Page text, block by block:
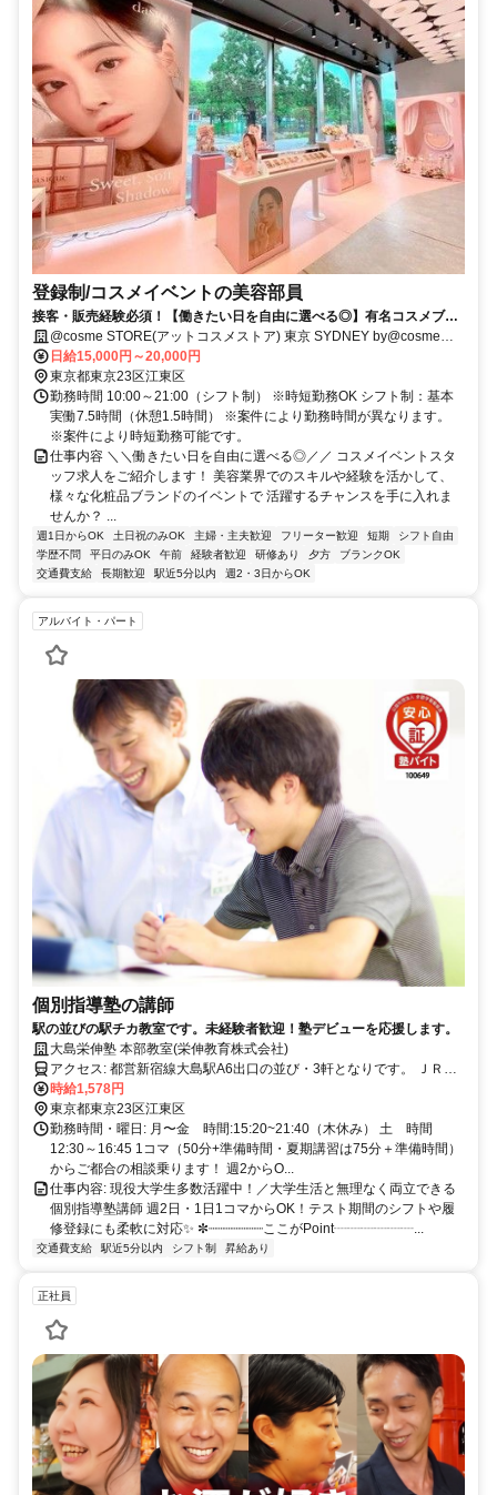
登録制/コスメイベントの美容部員
接客・販売経験必須！【働きたい日を自由に選べる◎】有名コスメブラ
ンド多数！接客経験を活かして高収入◎
@cosme STORE(アットコスメストア) 東京 SYDNEY by@cosmeア
トレ亀戸店
日給15,000円～20,000円
東京都東京23区江東区
勤務時間 10:00～21:00（シフト制） ※時短勤務OK シフト制：基本
実働7.5時間（休憩1.5時間） ※案件により勤務時間が異なります。
※案件により時短勤務可能です。
仕事内容 ＼＼働きたい日を自由に選べる◎／／ コスメイベントスタ
ッフ求人をご紹介します！ 美容業界でのスキルや経験を活かして、
様々な化粧品ブランドのイベントで 活躍するチャンスを手に入れま
せんか？ ...
週1日からOK 土日祝のみOK 主婦・主夫歓迎 フリーター歓迎 短期
シフト自由
学歴不問
平日のみOK 午前 経験者歓迎 研修あり 夕方
ブランクOK
交通費支給
長期歓迎 駅近5分以内 週2・3日からOK
アルバイト・パート
個別指導塾の講師
駅の並びの駅チカ教室です。未経験者歓迎！塾デビューを応援します。
大島栄伸塾 本部教室(栄伸教育株式会社)
アクセス: 都営新宿線大島駅A6出口の並び・3軒となりです。 ＪＲ総
武線亀戸駅からは東陽町駅前行（亀21）、葛西橋行き（亀24）、東
時給1,578円
東京都東京23区江東区
勤務時間・曜日: 月〜金 時間:15:20~21:40（木休み） 土 時間
12:30～16:45 1コマ（50分+準備時間・夏期講習は75分＋準備時間）
からご都合の相談乗ります！ 週2からO...
仕事内容: 現役大学生多数活躍中！／大学生活と無理なく両立できる
個別指導塾講師 週2日・1日1コマからOK！テスト期間のシフトや履
修登録にも柔軟に対応✨ ✼┈┈┈┈┈┈┈ここがPoint┈┈┈┈┈┈...
交通費支給 駅近5分以内 シフト制 昇給あり
正社員